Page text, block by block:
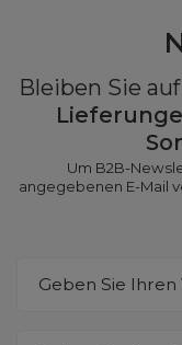
Bleiben Sie
Um B2B-
angegebenen E-Mail
Geben Sie